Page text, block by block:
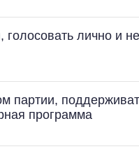
голосовать лично и не
партии,
программа